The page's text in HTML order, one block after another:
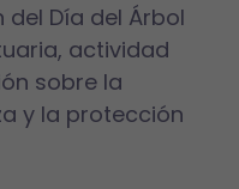
Día del Árbol
actividad
sobre la
y la protección